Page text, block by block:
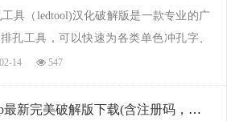
工具（ledtool)汉化破解版是一款专业的广
孔工具，可以快速为各类单色冲孔字、
字、全彩冲孔字、LED电子灯箱等进行
，运用此工具，可以为你节约大量排孔
工具能够进行网格排孔、轮廓排孔、...
14 547
CDR魔镜插件2021vip最新完美破解版下载(含注册码，支持cdr2020)